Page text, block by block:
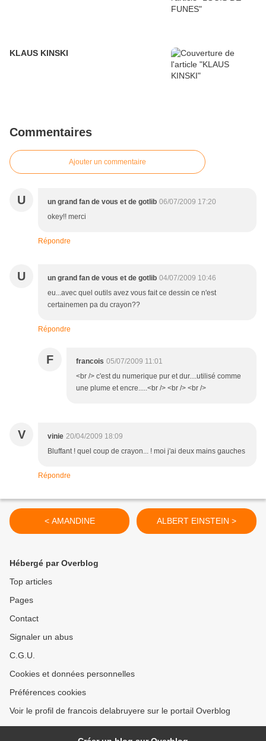
KLAUS KINSKI
Commentaires
Ajouter un commentaire
U un grand fan de vous et de gotlib 06/07/2009 17:20
okey!! merci
Répondre
U un grand fan de vous et de gotlib 04/07/2009 10:46
eu...avec quel outils avez vous fait ce dessin ce n'est
certainemen pa du crayon??
Répondre
F francois 05/07/2009 11:01
<br /> c'est du numerique pur et dur....utilisé comme
une plume et encre.....<br /> <br /> <br />
V vinie 20/04/2009 18:09
Bluffant ! quel coup de crayon... ! moi j'ai deux mains gauches
Répondre
< AMANDINE ALBERT EINSTEIN >
Hébergé par Overblog
Top articles
Pages
Contact
Signaler un abus
C.G.U.
Cookies et données personnelles
Préférences cookies
Voir le profil de francois delabruyere sur le portail Overblog